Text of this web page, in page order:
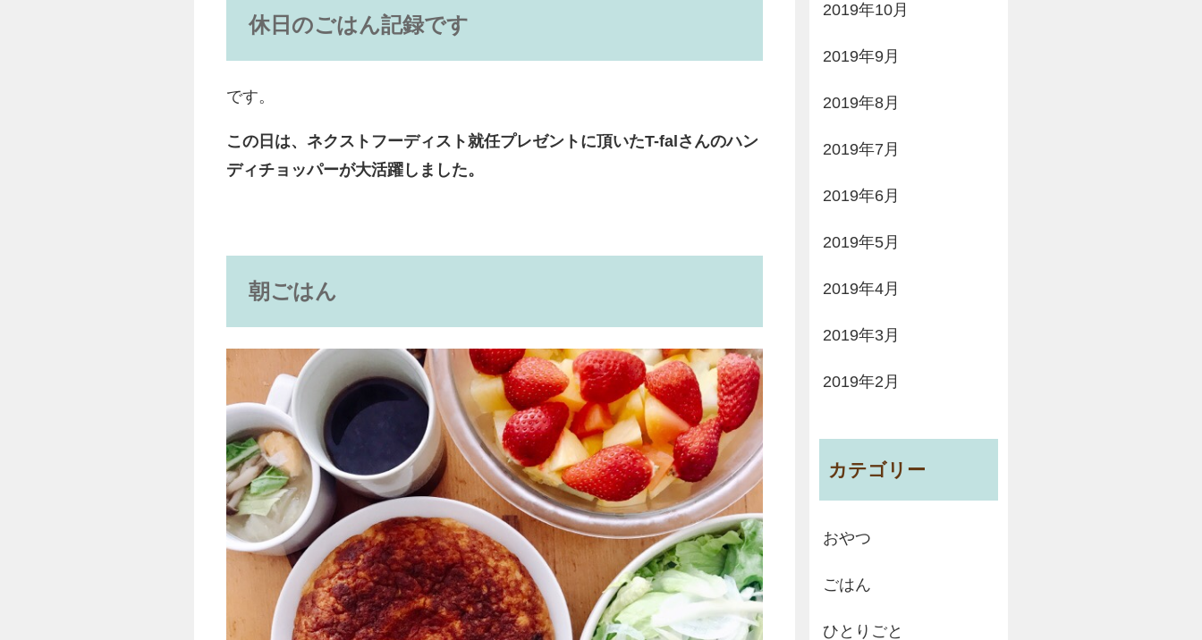
休日のごはん記録です
です。
この日は、ネクストフーディスト就任プレゼントに頂いたT-falさんのハン
ディチョッパーが大活躍しました。
朝ごはん
2019年10月
2019年9月
2019年8月
2019年7月
2019年6月
2019年5月
2019年4月
2019年3月
2019年2月
カテゴリー
おやつ
ごはん
ひとりごと